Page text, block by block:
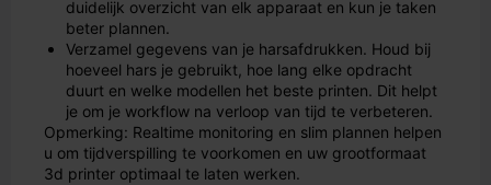
duidelijk overzicht van elk apparaat en kun je taken
beter plannen.
Verzamel gegevens van je harsafdrukken. Houd bij
hoeveel hars je gebruikt, hoe lang elke opdracht
duurt en welke modellen het beste printen. Dit helpt
je om je workflow na verloop van tijd te verbeteren.
Opmerking: Realtime monitoring en slim plannen helpen
u om tijdverspilling te voorkomen en uw grootformaat
3d printer optimaal te laten werken.